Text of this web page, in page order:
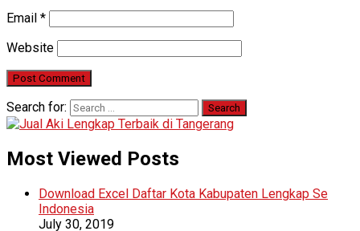
Email *
Website
Search for:
Most Viewed Posts
Download Excel Daftar Kota Kabupaten Lengkap Se
Indonesia
July 30, 2019